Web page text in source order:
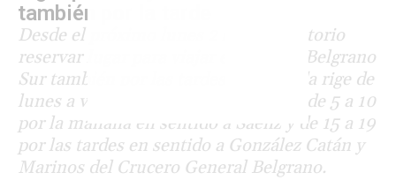
también por la tarde
Desde el próximo lunes 2 será obligatorio
reservar lugar para viajar en la línea Belgrano
Sur también por las tardes. La medida rige de
lunes a viernes hábiles en el horario de 5 a 10
por la mañana en sentido a Sáenz y de 15 a 19
por las tardes en sentido a González Catán y
Marinos del Crucero General Belgrano.